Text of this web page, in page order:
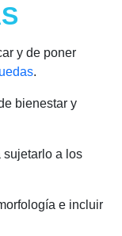
y de poner
.
bienestar y
sujetarlo a los
e incluir